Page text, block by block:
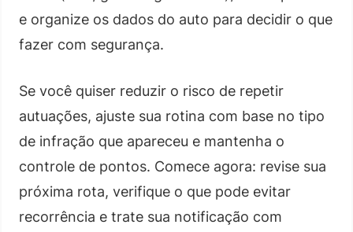
e organize os dados do auto para decidir o que
fazer com segurança.
Se você quiser reduzir o risco de repetir
autuações, ajuste sua rotina com base no tipo
de infração que apareceu e mantenha o
controle de pontos. Comece agora: revise sua
próxima rota, verifique o que pode evitar
recorrência e trate sua notificação com